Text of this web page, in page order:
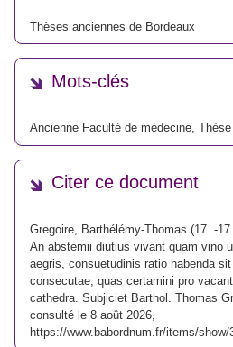
Thèses anciennes de Bordeaux
Mots-clés
Ancienne Faculté de médecine,
Citer ce document
Gregoire, Barthélémy-Thomas (17..-
An abstemii diutius vivant quam vino
aegris, consuetudinis ratio habenda
consecutae, quas certamini pro
cathedra. Subjiciet Barthol. Thomas
consulté le 8 août 2026,
https://www.babordnum.fr/items/show/